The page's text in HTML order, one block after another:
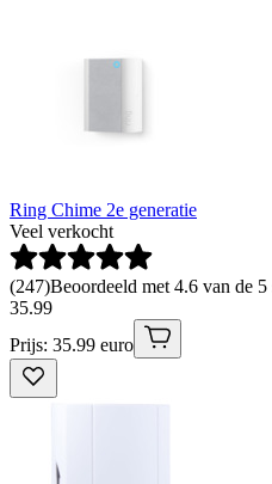
Ring Chime 2e generatie
Veel verkocht
(247)Beoordeeld met 4.6 van de
35.99
Prijs: 35.99 euro